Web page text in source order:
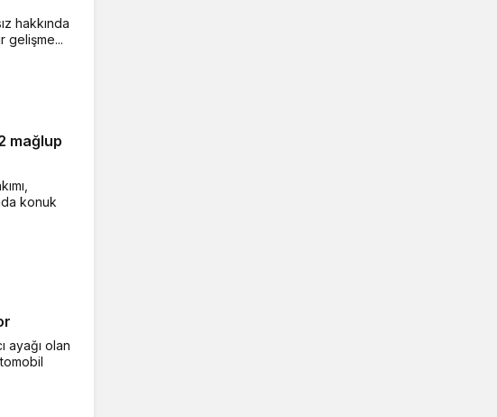
hakkında
gelişme...
mağlup
konuk
ayağı olan